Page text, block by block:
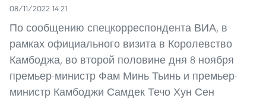
08/11/2022 14:21
По сообщению спецкорреспондента ВИА, в
рамках официального визита в Королевство
Камбоджа, во второй половине дня 8 ноября
премьер-министр Фам Минь Тьинь и премьер-
министр Камбоджи Самдек Течо Хун Сен